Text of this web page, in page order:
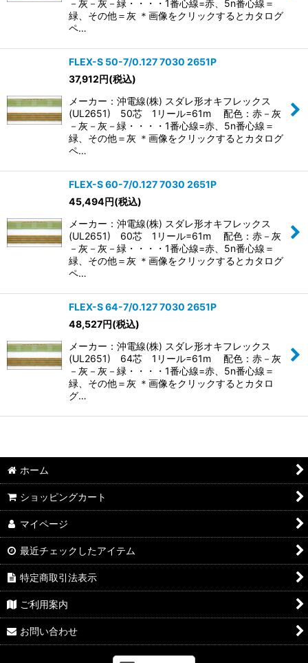
－灰－灰－緑・・・・1番心線=赤、5n番心線＝
緑、その他＝灰 ＊画像をクリックするとカタログ
ペ…
FLEX-S 50-7/0.127 7030 2651P
37,912円(税込)
メーカー：沖電線(株) スダレ形オキフレックス
(UL2651) 50芯 1リール=61m 配色：赤－灰
－灰－灰－緑・・・・1番心線=赤、5n番心線＝
緑、その他＝灰 ＊画像をクリックするとカタログ
ペ…
FLEX-S 60-7/0.127 7030 2651P
45,494円(税込)
メーカー：沖電線(株) スダレ形オキフレックス
(UL2651) 60芯 1リール=61m 配色：赤－灰
－灰－灰－緑・・・・1番心線=赤、5n番心線＝
緑、その他＝灰 ＊画像をクリックするとカタログ
ペ…
FLEX-S 64-7/0.127 7030 2651P
48,527円(税込)
メーカー：沖電線(株) スダレ形オキフレックス
(UL2651) 64芯 1リール=61m 配色：赤－灰
－灰－灰－緑・・・・1番心線=赤、5n番心線＝
緑、その他＝灰 ＊画像をクリックするとカタロ
グ…
ホーム
ショッピングカート
マイページ
最近チェックしたアイテム
特定商取引法表示
ご利用案内
お問い合わせ